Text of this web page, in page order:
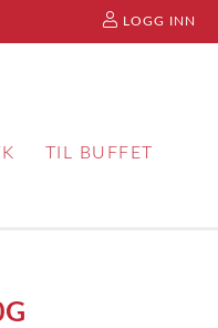
LOGG INN
TIL BUFFET